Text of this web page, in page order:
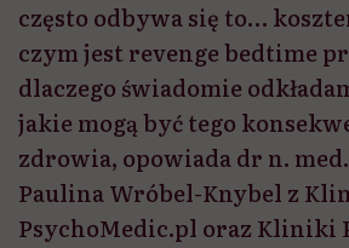
często odbywa się to…
czym jest revenge bedtime
dlaczego świadomie
jakie mogą być tego
zdrowia, opowiada dr n.
Paulina Wróbel-Knybel z
PsychoMedic.pl oraz Kliniki